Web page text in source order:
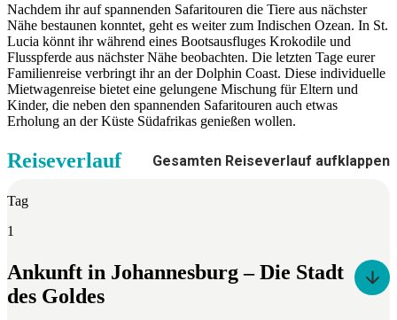
Nachdem ihr auf spannenden Safaritouren die Tiere aus nächster
Nähe bestaunen konntet, geht es weiter zum Indischen Ozean. In St.
Lucia könnt ihr während eines Bootsausfluges Krokodile und
Flusspferde aus nächster Nähe beobachten. Die letzten Tage eurer
Familienreise verbringt ihr an der Dolphin Coast. Diese individuelle
Mietwagenreise bietet eine gelungene Mischung für Eltern und
Kinder, die neben den spannenden Safaritouren auch etwas
Erholung an der Küste Südafrikas genießen wollen.
Reiseverlauf Gesamten Reiseverlauf aufklappen
Tag
1
Ankunft in Johannesburg – Die Stadt
des Goldes